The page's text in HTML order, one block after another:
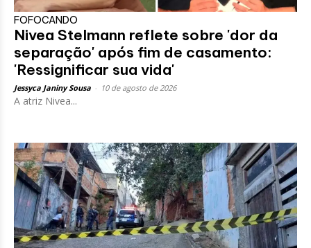
FOFOCANDO
Nivea Stelmann reflete sobre 'dor da
separação' após fim de casamento:
'Ressignificar sua vida'
Jessyca Janiny Sousa 10 de agosto de 2026
A atriz Nivea...